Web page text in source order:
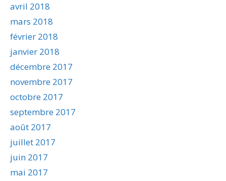
avril 2018
mars 2018
février 2018
janvier 2018
décembre 2017
novembre 2017
octobre 2017
septembre 2017
août 2017
juillet 2017
juin 2017
mai 2017